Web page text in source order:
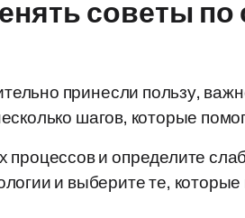
советы по
принесли пользу,
шагов, которые
процессов и определите
и выберите те,